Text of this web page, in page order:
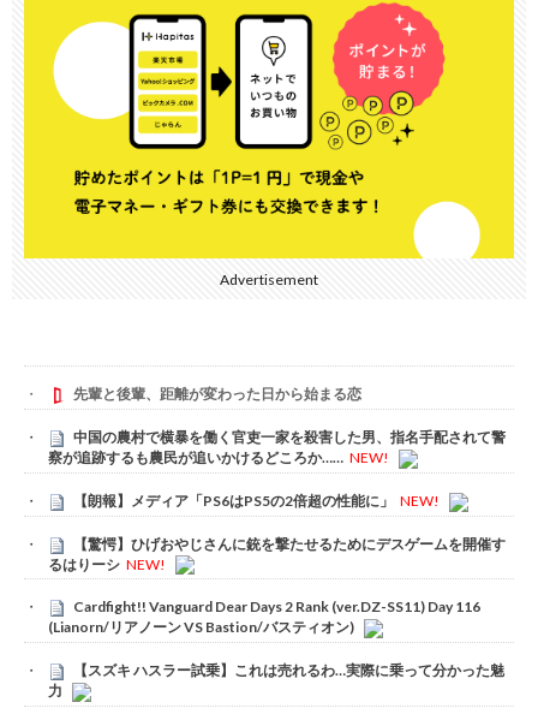
Advertisement
先輩と後輩、距離が変わった日から始まる恋
中国の農村で横暴を働く官吏一家を殺害した男、指名手配されて警
察が追跡するも農民が追いかけるどころか…… NEW!
【朗報】メディア「PS6はPS5の2倍超の性能に」 NEW!
【驚愕】ひげおやじさんに銃を撃たせるためにデスゲームを開催す
るはりーシ NEW!
Cardfight!! Vanguard Dear Days 2 Rank (ver.DZ-SS11) Day 116
(Lianorn/リアノーン VS Bastion/バスティオン)
【スズキ ハスラー試乗】これは売れるわ…実際に乗って分かった魅
力